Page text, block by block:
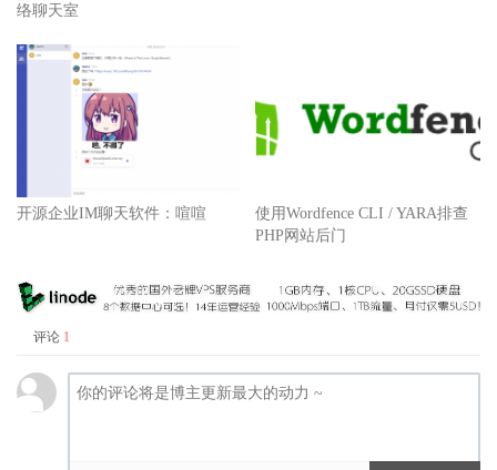
络聊天室
开源企业IM聊天软件：喧喧
使用Wordfence CLI / YARA排查
PHP网站后门
评论 1